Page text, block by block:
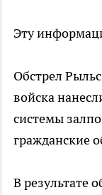
Эту
Обстрел
войска
системы
гражданские
В результате